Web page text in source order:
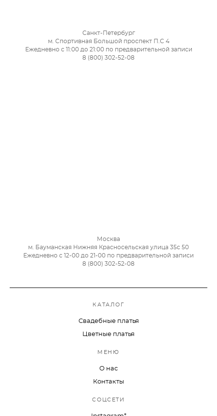
Санкт-Петербург
м. Спортивная Большой проспект П.С 4
Ежедневно с 11:00 до 21:00 по предварительной записи
8 (800) 302-52-08
Москва
м. Бауманская Нижняя Красносельская улица 35с 50
Ежедневно с 12-00 до 21-00 по предварительной записи
8 (800) 302-52-08
КАТАЛОГ
Свадебные платья
Цветные платья
МЕНЮ
О нас
Контакты
СОЦСЕТИ